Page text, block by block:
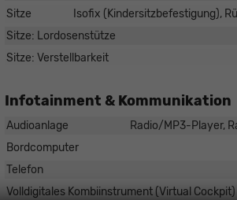
Sitze
Isofix (Kindersitzbefestigung),
Sitze: Lordosenstütze
Sitze: Verstellbarkeit
Infotainment & Kommunikation
Audioanlage
Radio/MP3-Player,
Bordcomputer
Telefon
Volldigitales Kombiinstrument (Virtual Cockpit)
Rüdiger Schösser
Verkaufsberater
Tel. 0821/440 20 - 22
E-Mail